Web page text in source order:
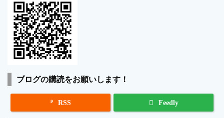
ブログの購読をお願いします！
 RSS Feedly